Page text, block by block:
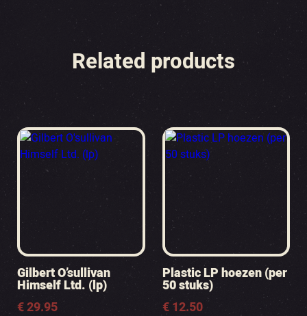
Related products
Gilbert O’sullivan
Himself Ltd. (lp)
€29.95
Plastic LP hoezen (per
50 stuks)
€12.50